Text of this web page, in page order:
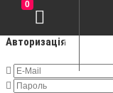
Авторизація
0